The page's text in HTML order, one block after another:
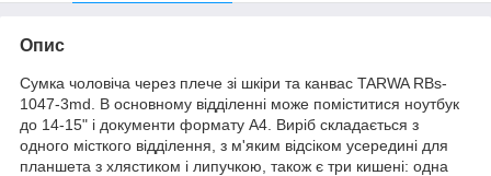
Опис
Сумка чоловіча через плече зі шкіри та канвас TARWA RBs-
1047-3md. В основному відділенні може поміститися ноутбук
до 14-15" і документи формату А4. Виріб складається з
одного місткого відділення, з м'яким відсіком усередині для
планшета з хлястиком і липучкою, також є три кишені: одна